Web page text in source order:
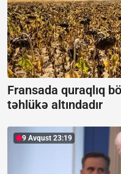
Fransada quraqlıq
təhlükə altındadır
9 Avqust 23:19